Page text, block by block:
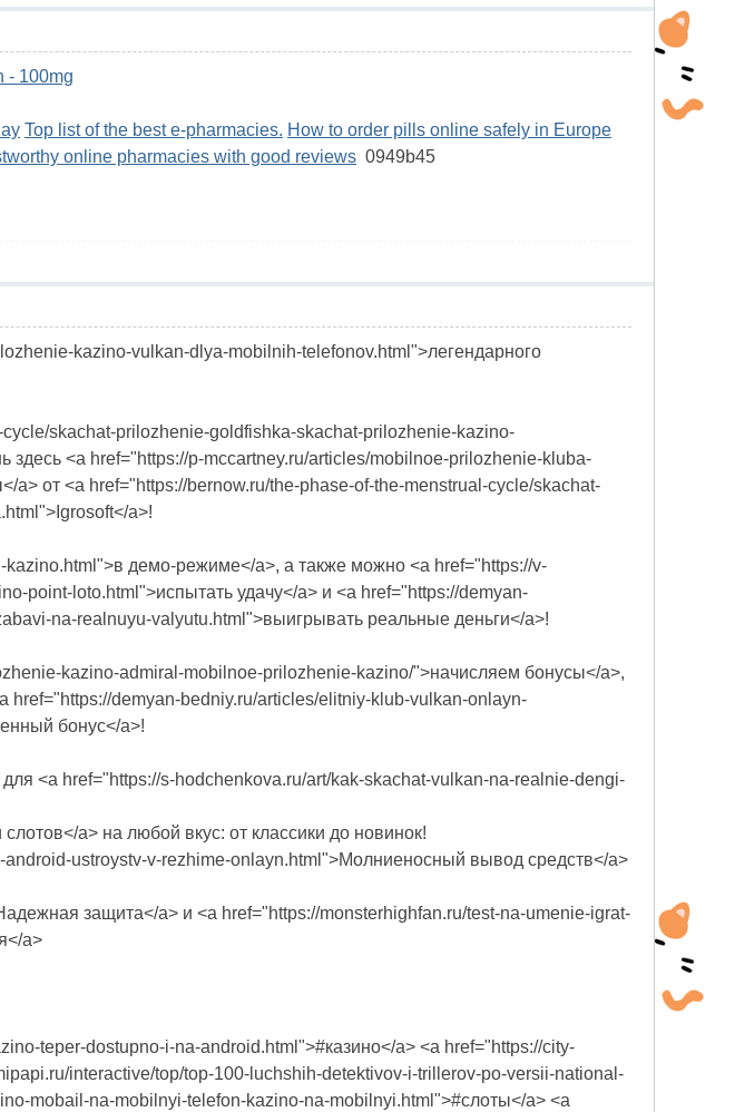
- 100mg
Top list of the best e-pharmacies. How to order pills online safely in Europe
online pharmacies with good reviews 0949b45
kazino-vulkan-dlya-mobilnih-telefonov.html">легендарного
skachat-prilozhenie-goldfishka-skachat-prilozhenie-kazino-
<a href="https://p-mccartney.ru/articles/mobilnoe-prilozhenie-kluba-
от <a href="https://bernow.ru/the-phase-of-the-menstrual-cycle/skachat-
a>!
демо-режиме</a>, а также можно <a href="https://v-
point-loto.html">испытать удачу</a> и <a href="https://demyan-
na-realnuyu-valyutu.html">выигрывать реальные деньги</a>!
kazino-admiral-mobilnoe-prilozhenie-kazino/">начисляем бонусы</a>,
demyan-bedniy.ru/articles/elitniy-klub-vulkan-onlayn-
бонус</a>!
<a href="https://s-hodchenkova.ru/art/kak-skachat-vulkan-na-realnie-dengi-
a> на любой вкус: от классики до новинок!
ustroystv-v-rezhime-onlayn.html">Молниеносный вывод средств</a>
защита</a> и <a href="https://monsterhighfan.ru/test-na-umenie-igrat-
a>
teper-dostupno-i-na-android.html">#казино</a> <a href="https://city-
interactive/top/top-100-luchshih-detektivov-i-trillerov-po-versii-national-
mobail-na-mobilnyi-telefon-kazino-na-mobilnyi.html">#слоты</a> <a